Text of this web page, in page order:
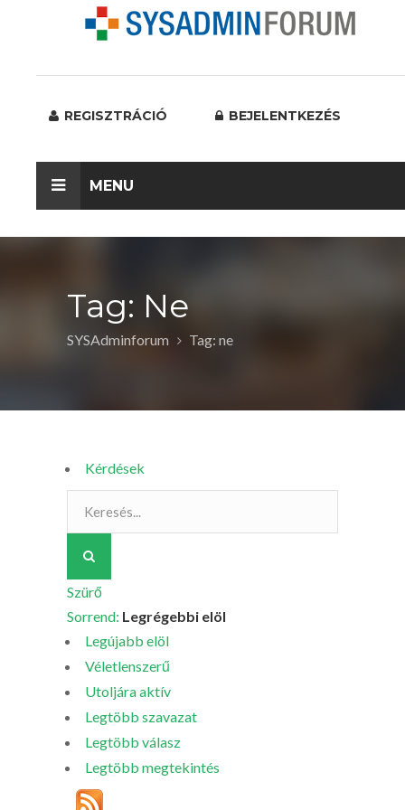
REGISZTRÁCIÓ BEJELENTKEZÉS
MENU
Tag: Ne
SYSAdminforum Tag: ne
Kérdések
Szürő
Sorrend: Legrégebbi elöl
Legújabb elöl
Véletlenszerű
Utoljára aktív
Legtöbb szavazat
Legtöbb válasz
Legtöbb megtekintés